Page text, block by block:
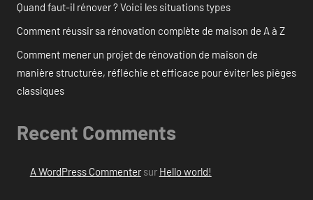
Quand faut-il rénover ? Voici les situations types
Comment réussir sa rénovation complète de maison de A à Z
Comment mener un projet de rénovation de maison de
manière structurée, réfléchie et efficace pour éviter les pièges
classiques
Recent Comments
A WordPress Commentersur Hello world!